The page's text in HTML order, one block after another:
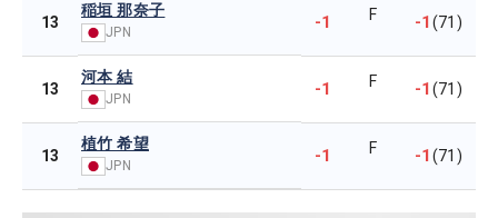
13
稲垣 那奈子
JPN -1 F -1(71)
13
河本 結
JPN -1 F -1(71)
13
植竹 希望
JPN -1 F -1(71)